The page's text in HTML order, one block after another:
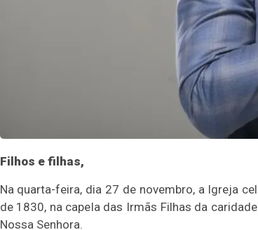
Filhos e filhas,
Na quarta-feira, dia 27 de novembro, a Igreja
de 1830, na capela das Irmãs Filhas da
Nossa Senhora.